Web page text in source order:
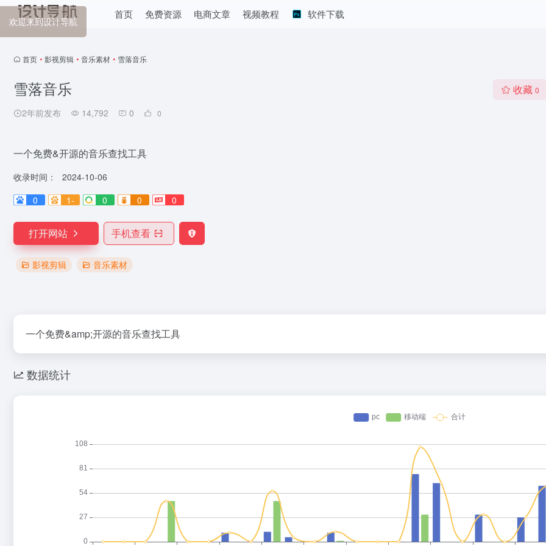
首页 免费资源 电商文章 视频教程 软件下载
首页 • 影视剪辑 • 音乐素材 • 雪落音乐
雪落音乐
2年前发布 14,792 0 0
收藏 0
一个免费&开源的音乐查找工具
收录时间：
2024-10-06
0
1- 0 0 0
打开网站 手机查看
影视剪辑 音乐素材
一个免费&amp;开源的音乐查找工具
数据统计
欢迎来到设计导航